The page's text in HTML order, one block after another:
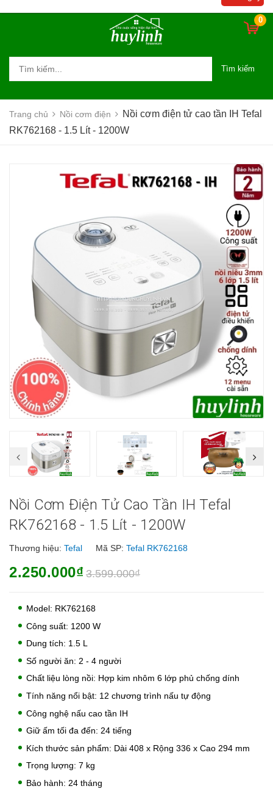
0
Tìm kiếm
Trang chủ Nồi cơm điện
Nồi cơm điện tử cao tần IH Tefal
RK762168 - 1.5 Lít - 1200W
Nồi Cơm Điện Tử Cao Tần IH Tefal
RK762168 - 1.5 Lít - 1200W
Thương hiệu: Tefal Mã SP: Tefal RK762168
2.250.000₫ 3.599.000₫
Model: RK762168
Công suất: 1200 W
Dung tích: 1.5 L
Số người ăn: 2 - 4 người
Chất liệu lòng nồi: Hợp kim nhôm 6 lớp phủ chống dính
Tính năng nổi bật: 12 chương trình nấu tự động
Công nghệ nấu cao tần IH
Giữ ấm tối đa đến: 24 tiếng
Kích thước sản phẩm: Dài 408 x Rộng 336 x Cao 294 mm
Trọng lượng: 7 kg
Bảo hành: 24 tháng